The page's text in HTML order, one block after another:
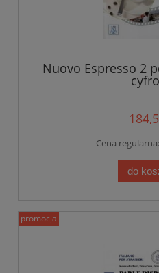
Nuovo Espresso 2
Cena regularna:
do
promocja